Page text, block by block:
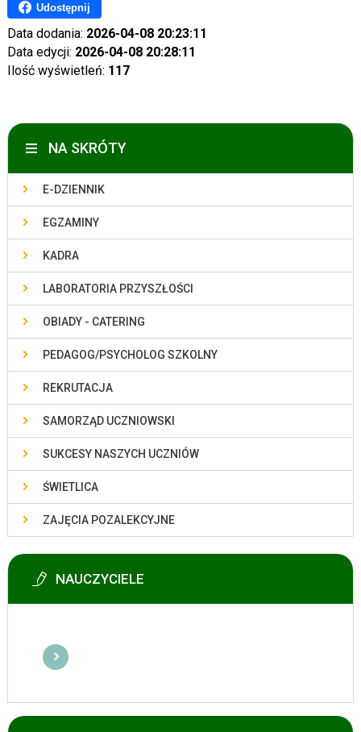
Udostępnij
Data dodania: 2026-04-08 20:23:11
Data edycji: 2026-04-08 20:28:11
Ilość wyświetleń: 117
NA SKRÓTY
E-DZIENNIK
EGZAMINY
KADRA
LABORATORIA PRZYSZŁOŚCI
OBIADY - CATERING
PEDAGOG/PSYCHOLOG SZKOLNY
REKRUTACJA
SAMORZĄD UCZNIOWSKI
SUKCESY NASZYCH UCZNIÓW
ŚWIETLICA
ZAJĘCIA POZALEKCYJNE
NAUCZYCIELE